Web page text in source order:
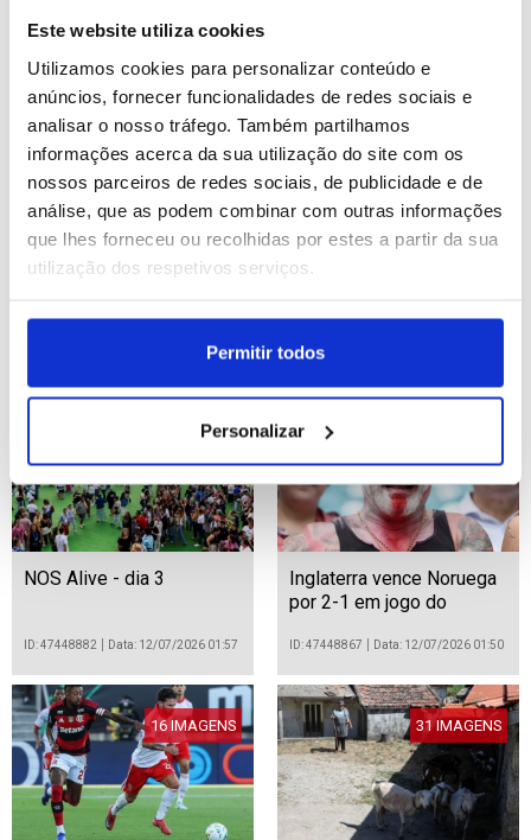
Este website utiliza cookies
Utilizamos cookies para personalizar conteúdo e
anúncios, fornecer funcionalidades de redes sociais e
analisar o nosso tráfego. Também partilhamos
informações acerca da sua utilização do site com os
nossos parceiros de redes sociais, de publicidade e de
análise, que as podem combinar com outras informações
que lhes forneceu ou recolhidas por estes a partir da sua
utilização dos respetivos serviços.
Permitir todos
Personalizar
femininos em Londres
15 IMAGENS
A instalação «Clinamen»,
Data: 12/07/2026 10:00
'meias'
ID: 47449898
33 IMAGENS
NOS Alive - dia 3
ID: 47448882 Data: 12/07/2026 01:57
Inglaterra vence Noruega
por 2-1 em jogo do
2026
ID: 47448867 Data: 12/07/2026 01:50
16 IMAGENS 31 IMAGENS